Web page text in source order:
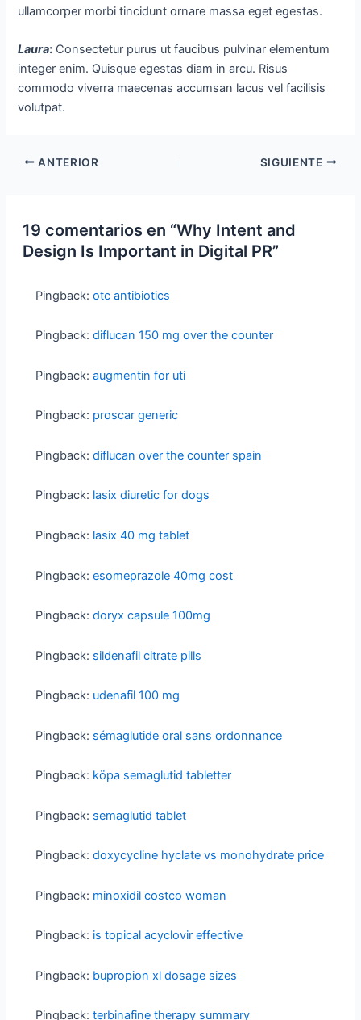
ullamcorper morbi tincidunt ornare massa eget egestas.
Laura: Consectetur purus ut faucibus pulvinar elementum
integer enim. Quisque egestas diam in arcu. Risus
commodo viverra maecenas accumsan lacus vel facilisis
volutpat.
ANTERIOR SIGUIENTE
19 comentarios en “Why Intent and
Design Is Important in Digital PR”
Pingback:otc antibiotics
Pingback:diflucan 150 mg over the counter
Pingback:augmentin for uti
Pingback: proscar generic
Pingback:diflucan over the counter spain
Pingback: lasix diuretic for dogs
Pingback: lasix 40 mg tablet
Pingback:esomeprazole 40mg cost
Pingback:doryx capsule 100mg
Pingback: sildenafil citrate pills
Pingback: udenafil 100 mg
Pingback: sémaglutide oral sans ordonnance
Pingback: köpa semaglutid tabletter
Pingback: semaglutid tablet
Pingback:doxycycline hyclate vs monohydrate price
Pingback: minoxidil costco woman
Pingback: is topical acyclovir effective
Pingback: bupropion xl dosage sizes
Pingback:terbinafine therapy summary